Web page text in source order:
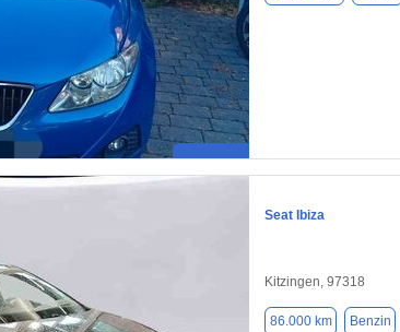
Seat Ibiza
Kitzingen, 97318
86.000 km Benzin